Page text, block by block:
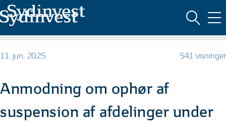
MARKEDSFØRINGSMATERIALE
11. jun. 2025 541 visninger
Anmodning om ophør af
suspension af afdelinger under